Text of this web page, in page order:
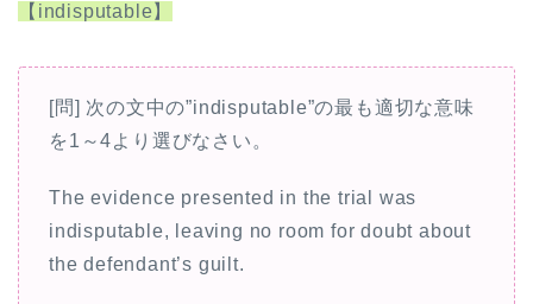
【indisputable】
[問] 次の文中の”indisputable”の最も適切な意味
を1～4より選びなさい。
The evidence presented in the trial was
indisputable, leaving no room for doubt about
the defendant’s guilt.